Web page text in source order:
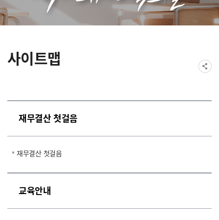
사이트맵
재무결산 첫걸음
재무결산 첫걸음
교육안내